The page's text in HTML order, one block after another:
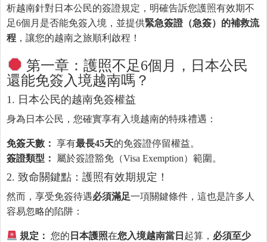
析越南針對日本公民的簽證規定，明確告訴您護照有效期不
足6個月是否能免簽入境，並提供緊急簽證（急簽）的補救流
程 ，讓您的越南之旅順利啟程！
第一章：護照不足6個月，日本公民
還能免簽入境越南嗎？
1. 日本公民的越南免簽權益
身為日本公民，您確實享有入境越南的特殊禮遇：
免簽天數 ： 享有最長45天的免簽證停留權益。
簽證類型 ： 屬於簽證豁免（Visa Exemption）範圍。
2. 致命關鍵點：護照有效期規定！
然而，享受免簽待遇必須滿足一項關鍵條件，這也是許多人
容易忽略的陷阱：
規定： 您的 日本護照在您入境越南當日 起算， 必須至少